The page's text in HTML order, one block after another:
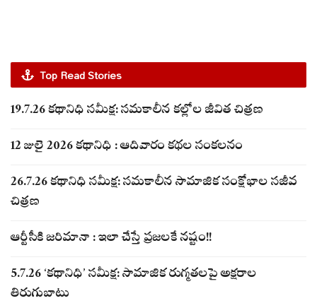
Top Read Stories
19.7.26 కథానిధి సమీక్ష: సమకాలీన కల్లోల జీవిత చిత్రణ
12 జులై 2026 కథానిధి : ఆదివారం కథల సంకలనం
26.7.26 కథానిధి సమీక్ష: సమకాలీన సామాజిక సంక్షోభాల సజీవ
చిత్రణ
ఆర్టీసీకి జరిమానా : ఇలా చేస్తే ప్రజలకే నష్టం!!
5.7.26 ‘కథానిధి’ సమీక్ష: సామాజిక రుగ్మతలపై అక్షరాల
తిరుగుబాటు